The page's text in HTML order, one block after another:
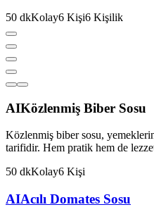
50 dkKolay6 Kişi6 Kişilik
AIKözlenmiş Biber Sosu
Közlenmiş biber sosu,
tarifidir. Hem pratik hem de
50 dkKolay6 Kişi
AIAcılı Domates Sosu